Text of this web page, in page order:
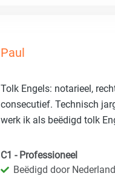
Paul
Tolk Engels: notarieel,
consecutief. Technisch
werk ik als beëdigd tolk
C1 - Professioneel
Beëdigd door